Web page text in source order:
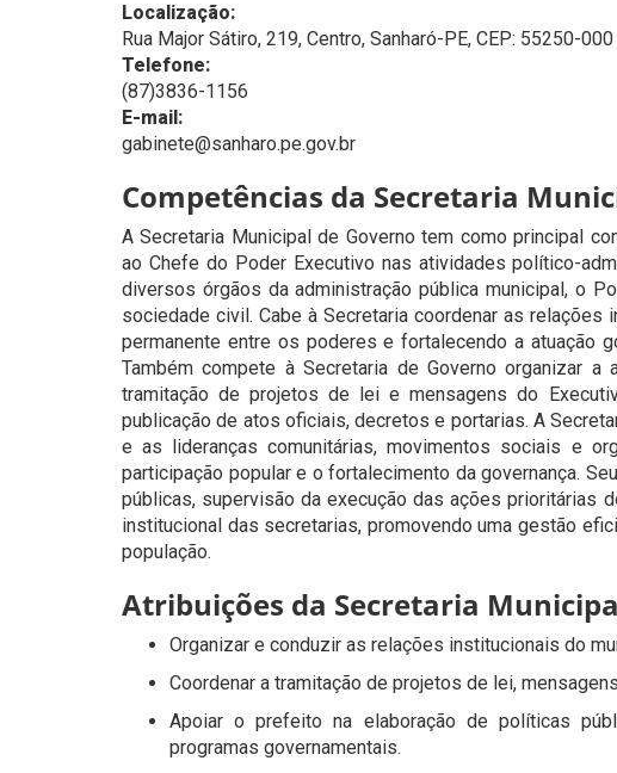
Localização:
Rua Major Sátiro, 219, Centro, Sanharó-PE, CEP: 55250-000
Telefone:
(87)3836-1156
E-mail:
gabinete@sanharo.pe.gov.br
Competências da Secretaria
A Secretaria Municipal de Governo tem como principal
ao Chefe do Poder Executivo nas atividades político-
diversos órgãos da administração pública municipal, o
sociedade civil. Cabe à Secretaria coordenar as
permanente entre os poderes e fortalecendo a atuação
Também compete à Secretaria de Governo organizar a
tramitação de projetos de lei e mensagens do
publicação de atos oficiais, decretos e portarias. A
e as lideranças comunitárias, movimentos sociais e
participação popular e o fortalecimento da governança.
públicas, supervisão da execução das ações prioritárias
institucional das secretarias, promovendo uma gestão
população.
Atribuições da Secretaria
Organizar e conduzir as relações institucionais do
Coordenar a tramitação de projetos de lei,
Apoiar o prefeito na elaboração de políticas
programas governamentais.